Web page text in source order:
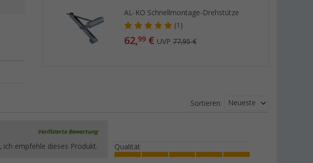
AL-KO Schnellmontage-Drehstütze
(1)
62,99 € UVP77,95 €
Sortieren: Neueste
Verifizierte Bewertung
, ich empfehle dieses Produkt. Qualität